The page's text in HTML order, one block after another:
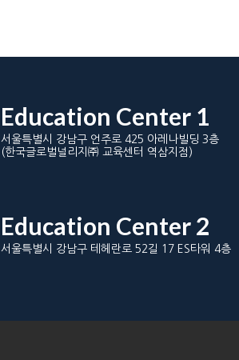
Education Center 1
서울특별시 강남구 언주로 425 아레나빌딩 3층
(한국글로벌널리지㈜ 교육센터 역삼지점)
Education Center 2
서울특별시 강남구 테헤란로 52길 17 ES타워 4층